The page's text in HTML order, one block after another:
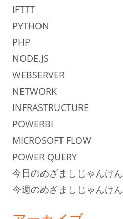
IFTTT
PYTHON
PHP
NODE.JS
WEBSERVER
NETWORK
INFRASTRUCTURE
POWERBI
MICROSOFT FLOW
POWER QUERY
今日のめざましじゃんけん
今週のめざましじゃんけん